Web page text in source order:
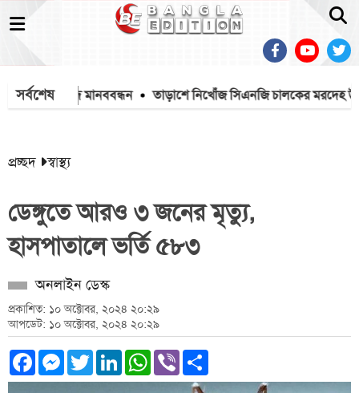
সর্বশেষ
প্রতিবাদে মানববন্ধন তাড়াশে নিখোঁজ সিএনজি চালকের মরদেহ উদ্ধার
প্রচ্ছদ স্বাস্থ্য
ডেঙ্গুতে আরও ৩ জনের মৃত্যু,
হাসপাতালে ভর্তি ৫৮৩
অনলাইন ডেস্ক
প্রকাশিত: ১০ অক্টোবর, ২০২৪ ২০:২৯
আপডেট: ১০ অক্টোবর, ২০২৪ ২০:২৯
Facebook
Messenger
TwitterLinkedInWhatsApp
Viber